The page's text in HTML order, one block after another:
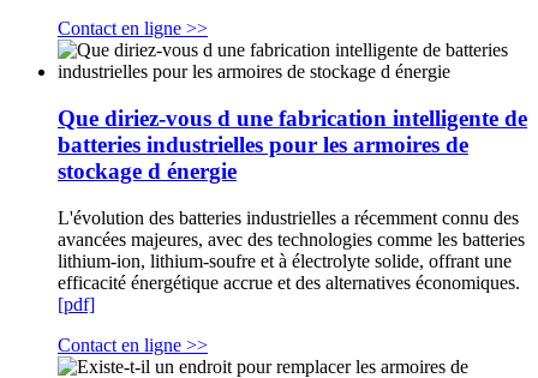
Contact en ligne >>
Que diriez-vous d une fabrication intelligente de
batteries industrielles pour les armoires de
stockage d énergie
L'évolution des batteries industrielles a récemment connu des
avancées majeures, avec des technologies comme les batteries
lithium-ion, lithium-soufre et à électrolyte solide, offrant une
efficacité énergétique accrue et des alternatives économiques.
[pdf]
Contact en ligne >>